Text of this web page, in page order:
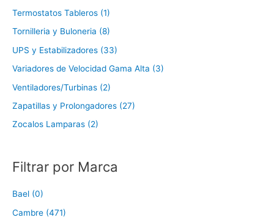
Termostatos Tableros (1)
Tornilleria y Buloneria (8)
UPS y Estabilizadores (33)
Variadores de Velocidad Gama Alta (3)
Ventiladores/Turbinas (2)
Zapatillas y Prolongadores (27)
Zocalos Lamparas (2)
Filtrar por Marca
Bael (0)
Cambre (471)